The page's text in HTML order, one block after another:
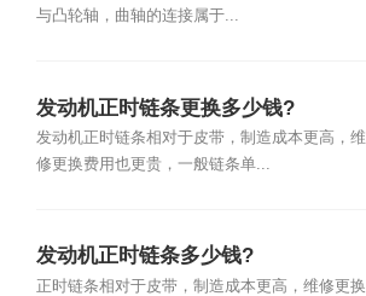
与凸轮轴，曲轴的连接属于...
发动机正时链条更换多少钱?
发动机正时链条相对于皮带，制造成本更高，维
修更换费用也更贵，一般链条单...
发动机正时链条多少钱?
正时链条相对于皮带，制造成本更高，维修更换